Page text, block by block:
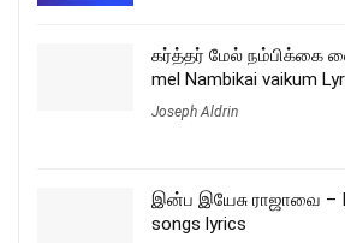
கர்த்தர் மேல் நம்பிக்கை
mel Nambikai vaikum
Joseph Aldrin
இன்ப இயேசு ராஜாவை –
songs lyrics